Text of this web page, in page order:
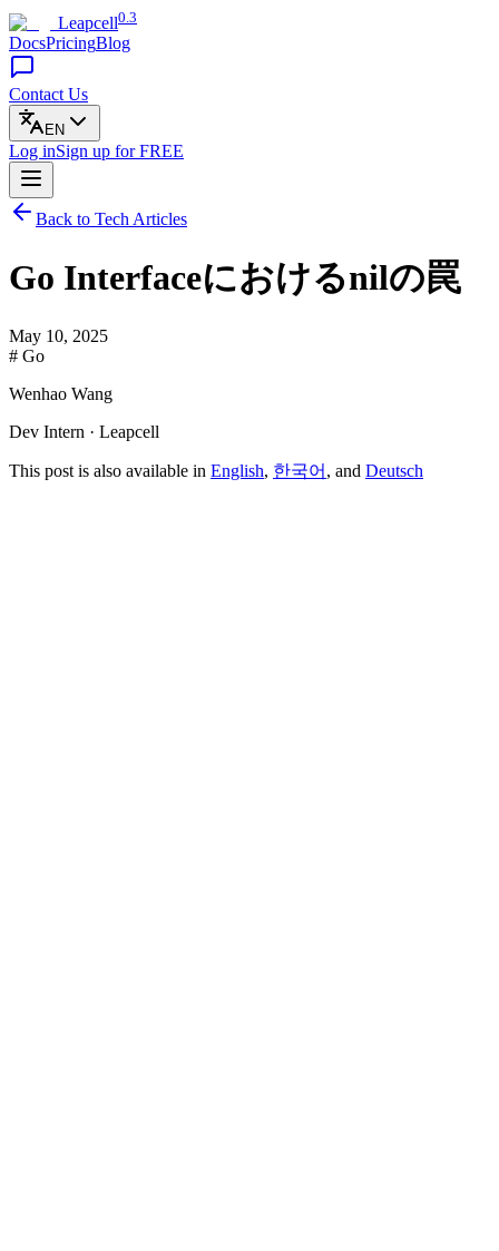
Leapcell0.3
DocsPricingBlog
Contact Us
EN
Log inSign up for FREE
Back to Tech Articles
Go Interfaceにおけるnilの罠
May 10, 2025
# Go
Wenhao Wang
Dev Intern · Leapcell
This post is also available in English, 한국어 , and Deutsch